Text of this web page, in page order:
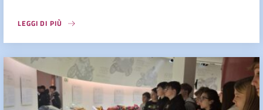
LEGGI DI PIÙ